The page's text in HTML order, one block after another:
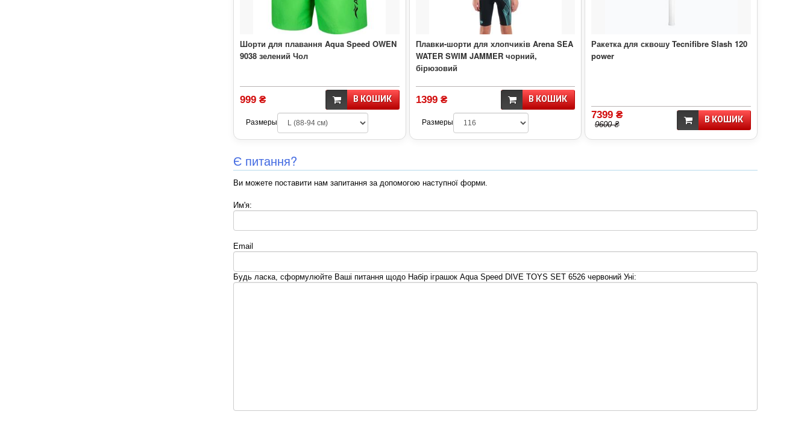
Шорти для плавання Aqua Speed OWEN
9038 зелений Чол
999 ₴ В КОШИК
Размеры
Плавки-шорти для хлопчиків Arena SEA
WATER SWIM JAMMER чорний,
бірюзовий
1399 ₴ В КОШИК
Размеры
Ракетка для сквошу Tecnifibre Slash 120
power
7399 ₴
9600 ₴
В КОШИК
Є питання?
Ви можете поставити нам запитання за допомогою наступної форми.
Им'я:
Email
Будь ласка, сформулюйте Ваші питання щодо Набір іграшок Aqua Speed DIVE TOYS SET 6526 червоний Уні: